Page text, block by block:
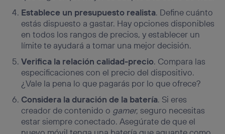
Establece un presupuesto realista. Define cuánto
estás dispuesto a gastar. Hay opciones disponibles
en todos los rangos de precios, y establecer un
límite te ayudará a tomar una mejor decisión.
Verifica la relación calidad-precio. Compara las
especificaciones con el precio del dispositivo.
¿Vale la pena lo que pagarás por lo que ofrece?
Considera la duración de la batería. Si eres
creador de contenido o gamer,seguro necesitas
estar siempre conectado. Asegúrate de que el